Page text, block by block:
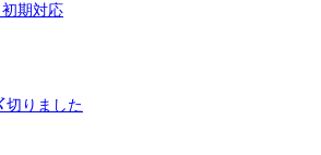
初期対応
りました